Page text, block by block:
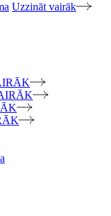
Uzzināt vairāk